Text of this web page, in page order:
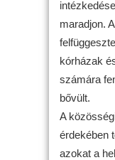
maradjon.
kórházak
számára
bővült.
A
érdekében
azokat a